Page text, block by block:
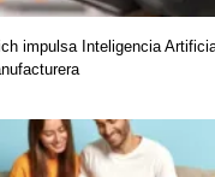
impulsa Inteligencia